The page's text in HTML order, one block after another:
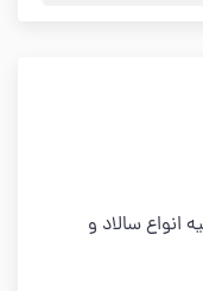
انواع سالاد و